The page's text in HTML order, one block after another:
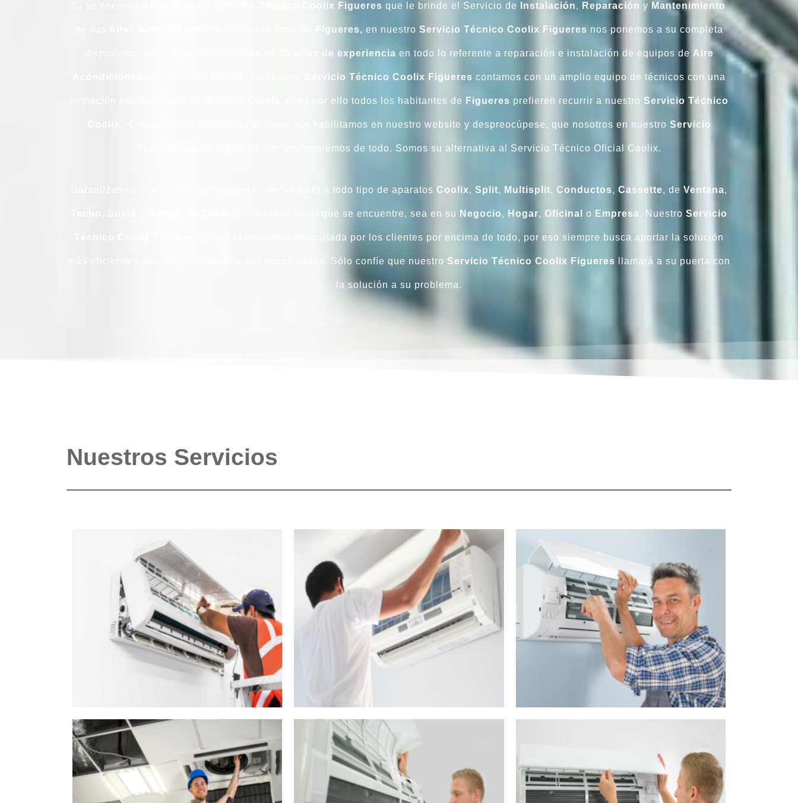
Servicio Técnico Coolix Figueres que le brinde el Servicio de Instalación, Reparación y Mantenimiento
Figueres, en nuestro Servicio Técnico Coolix Figueres nos ponemos a su completa
de experiencia en todo lo referente a reparación e instalación de equipos de Aire
Servicio Técnico Coolix Figueres contamos con un amplio equipo de técnicos con una
pues por ello todos los habitantes de Figueres prefieren recurrir a nuestro Servicio Técnico
Contáctenos llamando al teléfono que habilitamos en nuestro website y despreocúpese, que nosotros en nuestro Servicio
nos encargaremos de todo. Somos su alternativa al Servicio Técnico Oficial Coolix.
Garantizamos una asistencia Técnica Especializada a todo tipo de aparatos Coolix, Split, Multisplit, Conductos, Cassette, de Ventana,
en cualquier lugar que se encuentre, sea en su Negocio, Hogar, Oficinal o Empresa . Nuestro Servicio
valora la confianza depositada por los clientes por encima de todo, por eso siempre busca aportar la solución
más eficiente y que más se adapte a sus necesidades. Sólo confíe que nuestro Servicio Técnico Coolix Figueres llamará a su puerta con
la solución a su problema.
Nuestros Servicios